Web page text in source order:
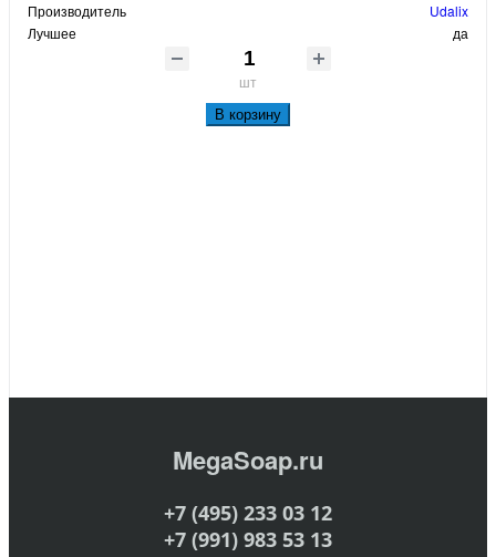
Производитель
Udalix
Лучшее
да
шт
В корзину
MegaSoap.ru
+7 (495) 233 03 12
+7 (991) 983 53 13